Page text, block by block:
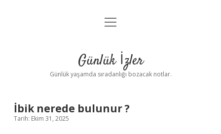
Anasayfa
Yasal Uyarı
menüyü
Günlük İzler
Günlük yaşamda sıradanlığı bozacak notlar.
İbik nerede bulunur ?
Tarih: Ekim 31, 2025